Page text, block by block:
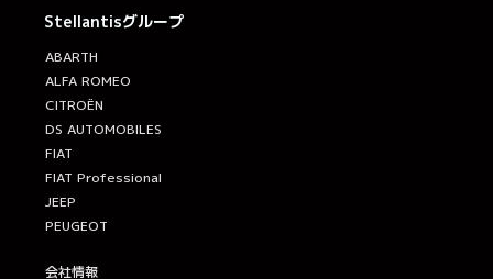
Stellantisグループ
ABARTH
ALFA ROMEO
CITROËN
DS AUTOMOBILES
FIAT
FIAT Professional
JEEP
PEUGEOT
会社情報